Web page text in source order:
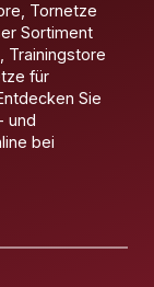
Tornetze
Sortiment
Trainingstore
für
Sie
und
bei